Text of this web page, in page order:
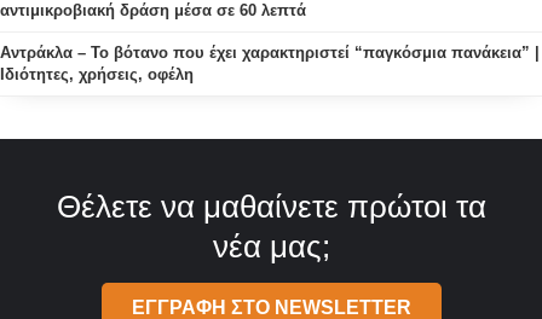
αντιμικροβιακή δράση μέσα σε 60 λεπτά
Αντράκλα – Το βότανο που έχει χαρακτηριστεί “παγκόσμια πανάκεια” |
Ιδιότητες, χρήσεις, οφέλη
Θέλετε να μαθαίνετε πρώτοι τα
νέα μας;
ΕΓΓΡΑΦΗ ΣΤΟ NEWSLETTER